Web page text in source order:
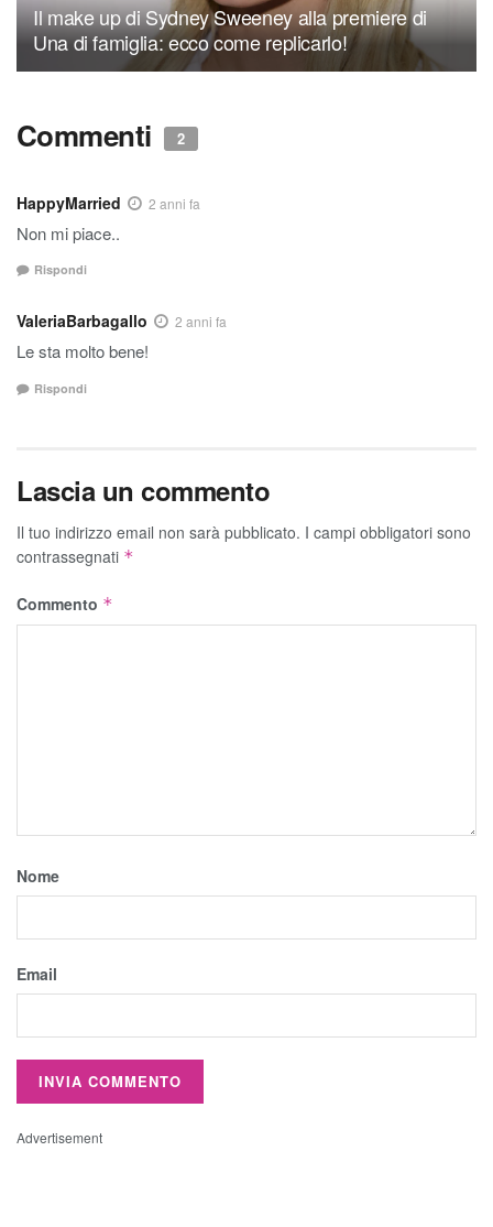
Il make up di Sydney Sweeney alla premiere di
Una di famiglia: ecco come replicarlo!
Commenti 2
HappyMarried 2 anni fa
Non mi piace..
Rispondi
ValeriaBarbagallo 2 anni fa
Le sta molto bene!
Rispondi
Lascia un commento
Il tuo indirizzo email non sarà pubblicato. I campi obbligatori sono
contrassegnati *
Commento *
Nome
Email
Advertisement